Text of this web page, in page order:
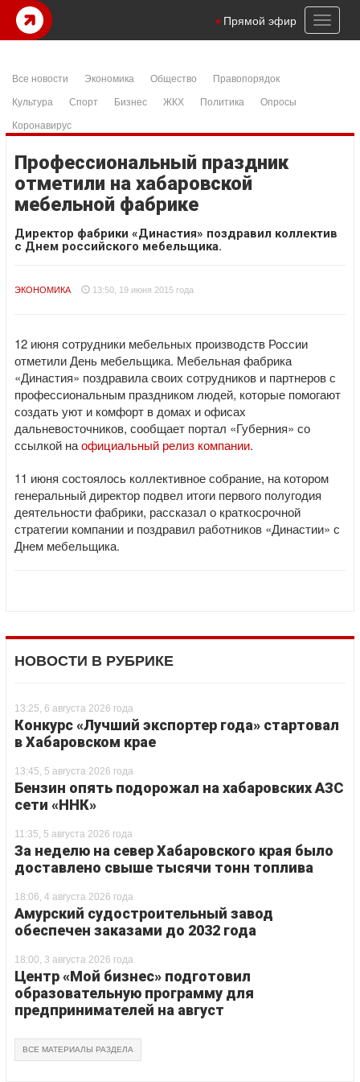
Toggle
Прямой эфир
Все новости Экономика Общество
Правопорядок
Культура
Спорт Бизнес ЖКХ Политика
Опросы
Коронавирус
Профессиональный праздник
отметили на хабаровской
мебельной фабрике
Директор фабрики «Династия» поздравил коллектив
с Днем российского мебельщика.
ЭКОНОМИКА 13:50, 19 июня 2015 года
12 июня сотрудники мебельных производств России
отметили День мебельщика. Мебельная фабрика
«Династия» поздравила своих сотрудников и партнеров с
профессиональным праздником людей, которые помогают
создать уют и комфорт в домах и офисах
дальневосточников, сообщает портал «Губерния» со
ссылкой наофициальный релиз компании.
11 июня состоялось коллективное собрание, на котором
генеральный директор подвел итоги первого полугодия
деятельности фабрики, рассказал о краткосрочной
стратегии компании и поздравил работников «Династии» с
Днем мебельщика.
НОВОСТИ В РУБРИКЕ
13:25, 6 августа 2026 года
Конкурс «Лучший экспортер года» стартовал
в Хабаровском крае
13:45, 5 августа 2026 года
Бензин опять подорожал на хабаровских АЗС
сети «ННК»
11:35, 5 августа 2026 года
За неделю на север Хабаровского края было
доставлено свыше тысячи тонн топлива
18:06, 4 августа 2026 года
Амурский судостроительный завод
обеспечен заказами до 2032 года
18:00, 3 августа 2026 года
Центр «Мой бизнес» подготовил
образовательную программу для
предпринимателей на август
ВСЕ МАТЕРИАЛЫ РАЗДЕЛА